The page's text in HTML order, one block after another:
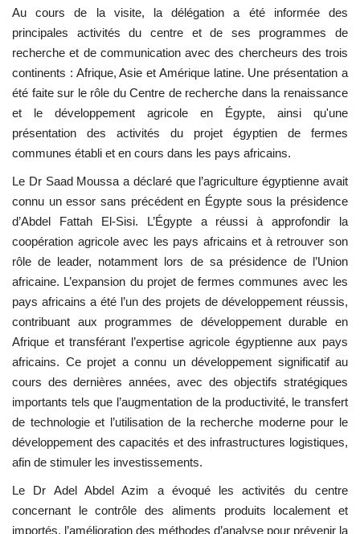
Références
Gallery
Nos Partenaires
opportunités
Language
English Swahili español
French Arabic
Au cours de la visite, la délégation a été informée des
principales activités du centre et de ses programmes de
recherche et de communication avec des chercheurs des trois
continents : Afrique, Asie et Amérique latine. Une présentation a
été faite sur le rôle du Centre de recherche dans la renaissance
et le développement agricole en Égypte, ainsi qu'une
présentation des activités du projet égyptien de fermes
communes établi et en cours dans les pays africains.
Le Dr Saad Moussa a déclaré que l’agriculture égyptienne avait
connu un essor sans précédent en Égypte sous la présidence
d’Abdel Fattah El-Sisi. L’Égypte a réussi à approfondir la
coopération agricole avec les pays africains et à retrouver son
rôle de leader, notamment lors de sa présidence de l’Union
africaine. L’expansion du projet de fermes communes avec les
pays africains a été l’un des projets de développement réussis,
contribuant aux programmes de développement durable en
Afrique et transférant l’expertise agricole égyptienne aux pays
africains. Ce projet a connu un développement significatif au
cours des dernières années, avec des objectifs stratégiques
importants tels que l’augmentation de la productivité, le transfert
de technologie et l’utilisation de la recherche moderne pour le
développement des capacités et des infrastructures logistiques,
afin de stimuler les investissements.
Le Dr Adel Abdel Azim a évoqué les activités du centre
concernant le contrôle des aliments produits localement et
importés, l’amélioration des méthodes d’analyse pour prévenir la